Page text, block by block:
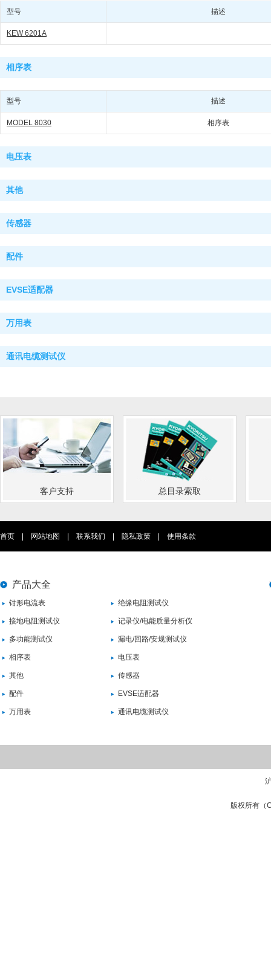
型号 描述
KEW 6201A
相序表
型号 描述
MODEL 8030 相序表
电压表
其他
传感器
配件
EVSE适配器
万用表
通讯电缆测试仪
客户支持 总目录索取
首页 网站地图 联系我们 隐私政策 使用条款
产品大全
钳形电流表 绝缘电阻测试仪
接地电阻测试仪 记录仪/电能质量分析仪
多功能测试仪 漏电/回路/安规测试仪
相序表 电压表
其他 传感器
配件 EVSE适配器
万用表 通讯电缆测试仪
版权所有（